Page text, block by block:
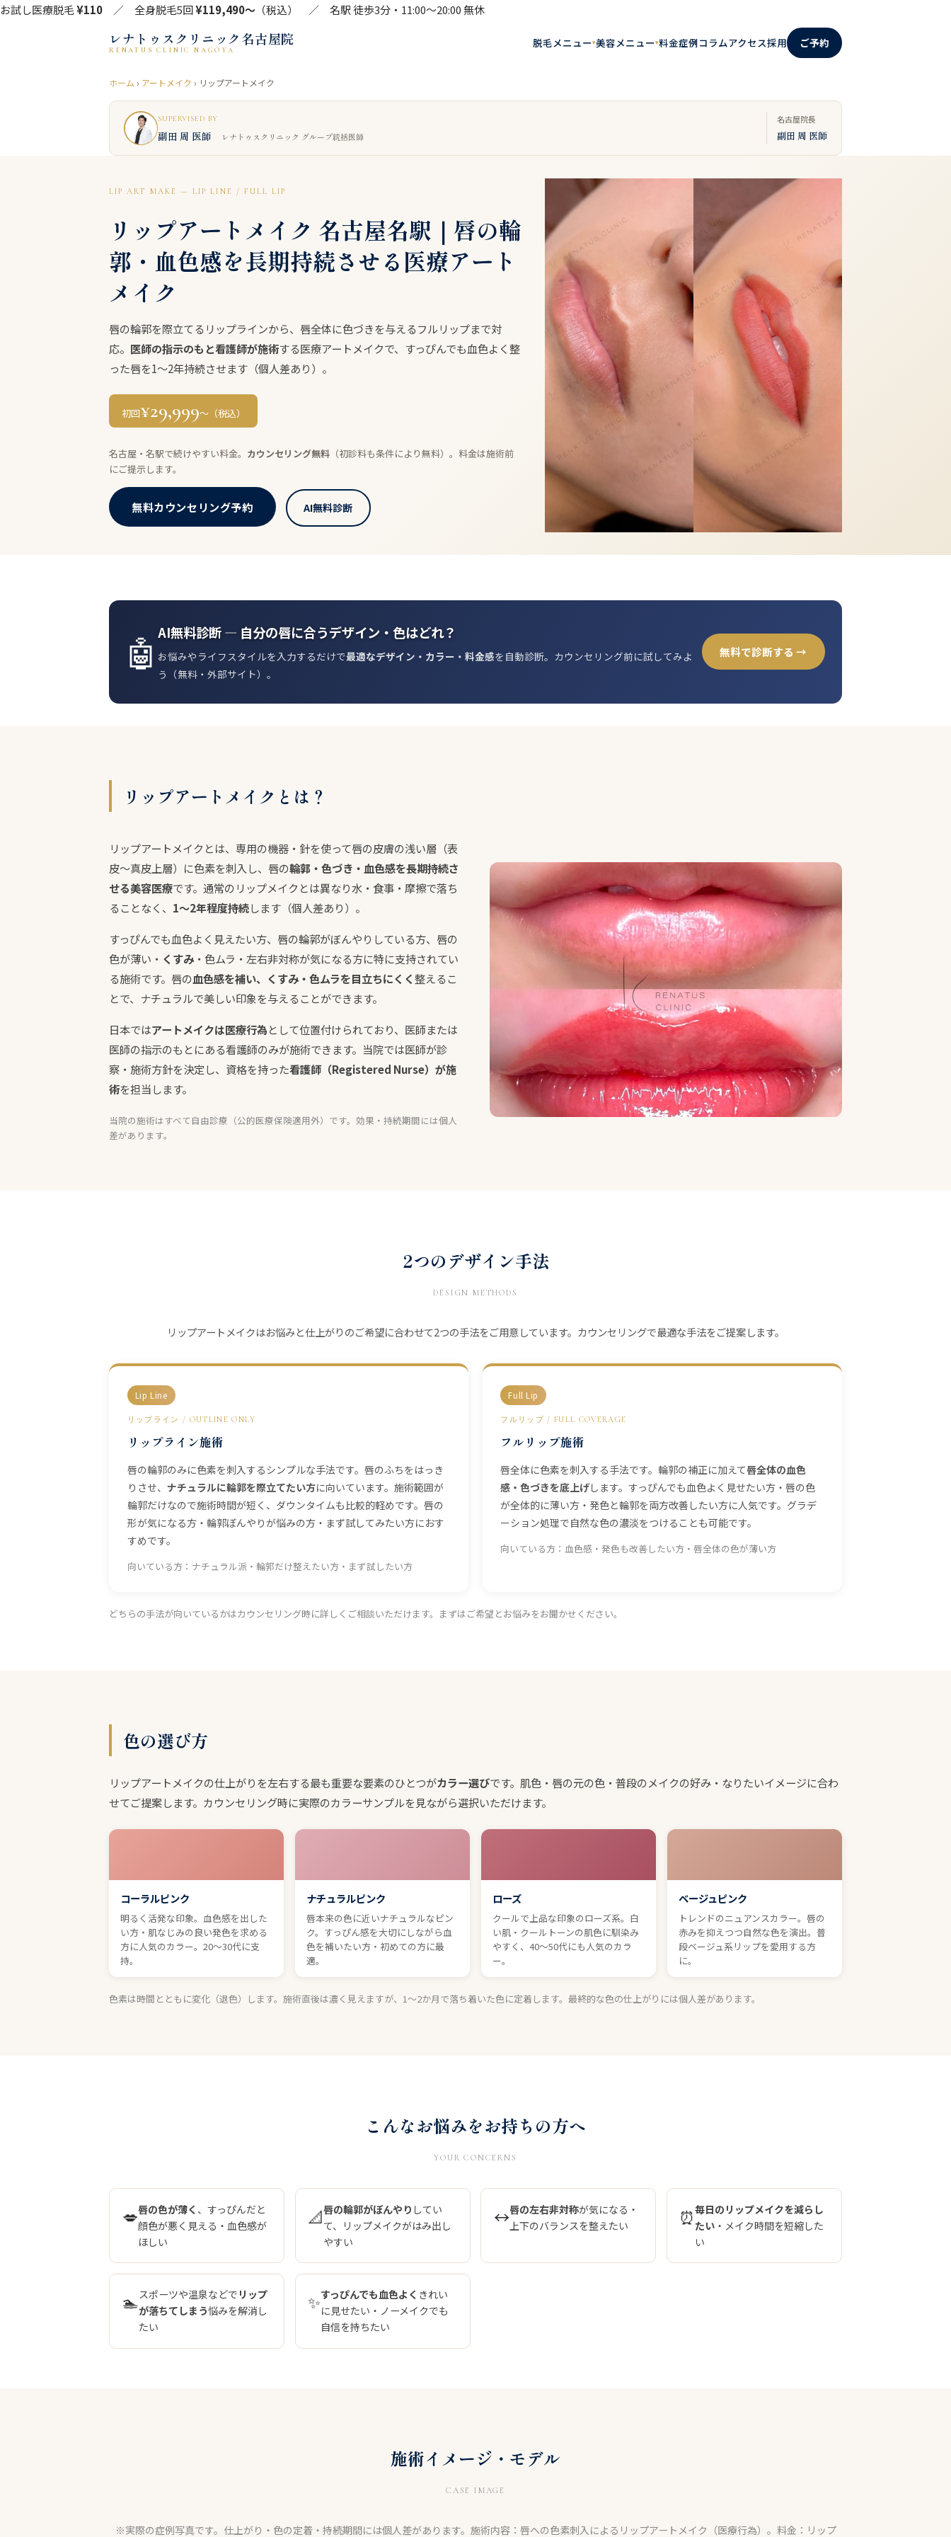
お試し医療脱毛¥110 ／ 全身脱毛5回¥119,490〜 （税込） ／ 名駅 徒歩3分・11:00〜20:00 無休
レナトゥスクリニック名古屋院
RENATUS CLINIC NAGOYA
脱毛メニュー▾美容メニュー▾料金症例コラムアクセス採用 ご予約
ホーム › アートメイク › リップアートメイク
SUPERVISED BY
副田 周 医師 レナトゥスクリニック グループ統括医師
名古屋院長
副田 周 医師
LIP ART MAKE — LIP LINE / FULL LIP
リップアートメイク 名古屋名駅｜唇の輪
郭・血色感を長期持続させる医療アート
メイク
唇の輪郭を際立てるリップラインから、唇全体に色づきを与えるフルリップまで対
応。 医師の指示のもと看護師が施術する医療アートメイクで、すっぴんでも血色よく整
った唇を1〜2年持続させます（個人差あり）。
初回¥29,999〜（税込）
名古屋・名駅で続けやすい料金。 カウンセリング無料 （初診料も条件により無料）。料金は施術前
にご提示します。
無料カウンセリング予約 AI無料診断
🤖 AI無料診断 ― 自分の唇に合うデザイン・色はどれ？
お悩みやライフスタイルを入力するだけで最適なデザイン・カラー・料金感を自動診断。カウンセリング前に試してみよ
う（無料・外部サイト）。
無料で診断する →
リップアートメイクとは？
リップアートメイクとは、専用の機器・針を使って唇の皮膚の浅い層（表
皮〜真皮上層）に色素を刺入し、唇の輪郭・色づき・血色感を長期持続さ
せる美容医療です。通常のリップメイクとは異なり水・食事・摩擦で落ち
ることなく、 1〜2年程度持続します（個人差あり）。
すっぴんでも血色よく見えたい方、唇の輪郭がぼんやりしている方、唇の
色が薄い・ くすみ・色ムラ・左右非対称が気になる方に特に支持されてい
る施術です。唇の血色感を補い、くすみ・色ムラを目立ちにくく整えるこ
とで、ナチュラルで美しい印象を与えることができます。
日本ではアートメイクは医療行為として位置付けられており、医師または
医師の指示のもとにある看護師のみが施術できます。当院では医師が診
察・施術方針を決定し、資格を持った看護師（Registered Nurse）が施
術を担当します。
当院の施術はすべて自由診療（公的医療保険適用外）です。効果・持続期間には個人
差があります。
2つのデザイン手法
DESIGN METHODS
リップアートメイクはお悩みと仕上がりのご希望に合わせて2つの手法をご用意しています。カウンセリングで最適な手法をご提案します。
Lip Line
リップライン / OUTLINE ONLY
リップライン施術
唇の輪郭のみに色素を刺入するシンプルな手法です。唇のふちをはっき
りさせ、 ナチュラルに輪郭を際立てたい方に向いています。施術範囲が
輪郭だけなので施術時間が短く、ダウンタイムも比較的軽めです。唇の
形が気になる方・輪郭ぼんやりが悩みの方・まず試してみたい方におす
すめです。
向いている方：ナチュラル派・輪郭だけ整えたい方・まず試したい方
Full Lip
フルリップ / FULL COVERAGE
フルリップ施術
唇全体に色素を刺入する手法です。輪郭の補正に加えて唇全体の血色
感・色づきを底上げします。すっぴんでも血色よく見せたい方・唇の色
が全体的に薄い方・発色と輪郭を両方改善したい方に人気です。グラデ
ーション処理で自然な色の濃淡をつけることも可能です。
向いている方：血色感・発色も改善したい方・唇全体の色が薄い方
どちらの手法が向いているかはカウンセリング時に詳しくご相談いただけます。まずはご希望とお悩みをお聞かせください。
色の選び方
リップアートメイクの仕上がりを左右する最も重要な要素のひとつがカラー選びです。肌色・唇の元の色・普段のメイクの好み・なりたいイメージに合わ
せてご提案します。カウンセリング時に実際のカラーサンプルを見ながら選択いただけます。
コーラルピンク
明るく活発な印象。血色感を出した
い方・肌なじみの良い発色を求める
方に人気のカラー。20〜30代に支
持。
ナチュラルピンク
唇本来の色に近いナチュラルなピン
ク。すっぴん感を大切にしながら血
色を補いたい方・初めての方に最
適。
ローズ
クールで上品な印象のローズ系。白
い肌・クールトーンの肌色に馴染み
やすく、40〜50代にも人気のカラ
ー。
ベージュピンク
トレンドのニュアンスカラー。唇の
赤みを抑えつつ自然な色を演出。普
段ベージュ系リップを愛用する方
に。
色素は時間とともに変化（退色）します。施術直後は濃く見えますが、1〜2か月で落ち着いた色に定着します。最終的な色の仕上がりには個人差があります。
こんなお悩みをお持ちの方へ
YOUR CONCERNS
💋唇の色が薄く 、すっぴんだと
顔色が悪く見える・血色感が
ほしい
📐唇の輪郭がぼんやり してい
て、リップメイクがはみ出し
やすい
↔️唇の左右非対称が気になる・
上下のバランスを整えたい
⏰毎日のリップメイクを減らし
たい ・メイク時間を短縮した
い
🏊スポーツや温泉などで リップ
が落ちてしまう悩みを解消し
たい
✨すっぴんでも血色よく きれい
に見せたい・ノーメイクでも
自信を持ちたい
施術イメージ・モデル
CASE IMAGE
※実際の症例写真です。仕上がり・色の定着・持続期間には個人差があります。施術内容：唇への色素刺入によるリップアートメイク（医療行為）。料金：リップ